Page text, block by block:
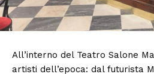
All’interno del Teatro Salone
artisti dell’epoca: dal futurista